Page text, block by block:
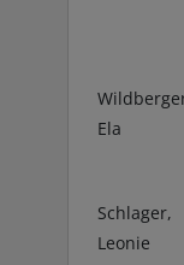
Ela
Schlager,
Leonie